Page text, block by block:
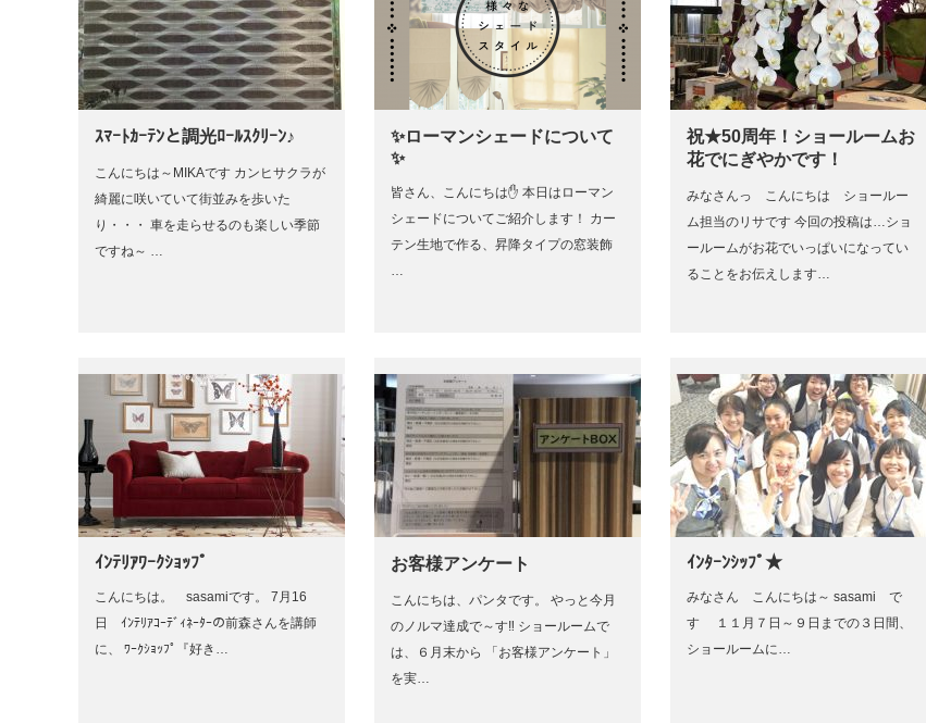
ｽﾏｰﾄｶｰﾃﾝと調光ﾛｰﾙｽｸﾘｰﾝ♪
こんにちは～MIKAです カンヒサクラが
綺麗に咲いていて街並みを歩いた
り・・・ 車を走らせるのも楽しい季節
ですね～ …
✨ローマンシェードについて
✨
皆さん、こんにちは✋ 本日はローマン
シェードについてご紹介します！ カー
テン生地で作る、昇降タイプの窓装飾
…
祝★50周年！ショールームお
花でにぎやかです！
みなさんっ こんにちは ショールー
ム担当のリサです 今回の投稿は…ショ
ールームがお花でいっぱいになってい
ることをお伝えします…
ｲﾝﾃﾘｱﾜｰｸｼｮｯﾌﾟ
こんにちは。 sasamiです。 7月16
日 ｲﾝﾃﾘｱｺｰﾃﾞｨﾈｰﾀｰの前森さんを講師
に、 ﾜｰｸｼｮｯﾌﾟ『好き…
お客様アンケート
こんにちは、パンタです。 やっと今月
のノルマ達成で～す‼ ショールームで
は、６月末から 「お客様アンケート」
を実…
ｲﾝﾀｰﾝｼｯﾌﾟ★
みなさん こんにちは～ sasami で
す １１月７日～９日までの３日間、
ショールームに…